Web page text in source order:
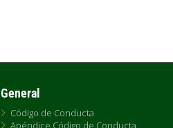
General
Código de Conducta
Apéndice Código de Conducta